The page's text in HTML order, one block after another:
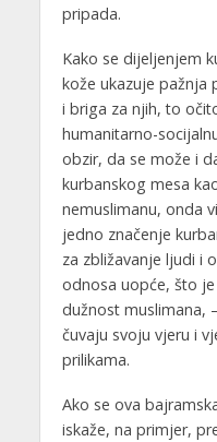
pripada.
Kako se dijeljenjem
kože ukazuje pažnja
i briga za njih, to
humanitarno-
obzir, da se može i
kurbanskog mesa
nemuslimanu, onda
jedno značenje
za zbližavanje ljudi i
odnosa uopće, što je
dužnost muslimana,
čuvaju svoju vjeru i
prilikama.
Ako se ova
iskaže, na primjer,